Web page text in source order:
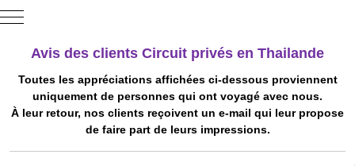
Mobile Menu Toggle
Avis des clients Circuit privés en Thailande
Toutes les appréciations affichées ci-dessous proviennent
uniquement de personnes qui ont voyagé avec nous.
À leur retour, nos clients reçoivent un e-mail qui leur propose
de faire part de leurs impressions.